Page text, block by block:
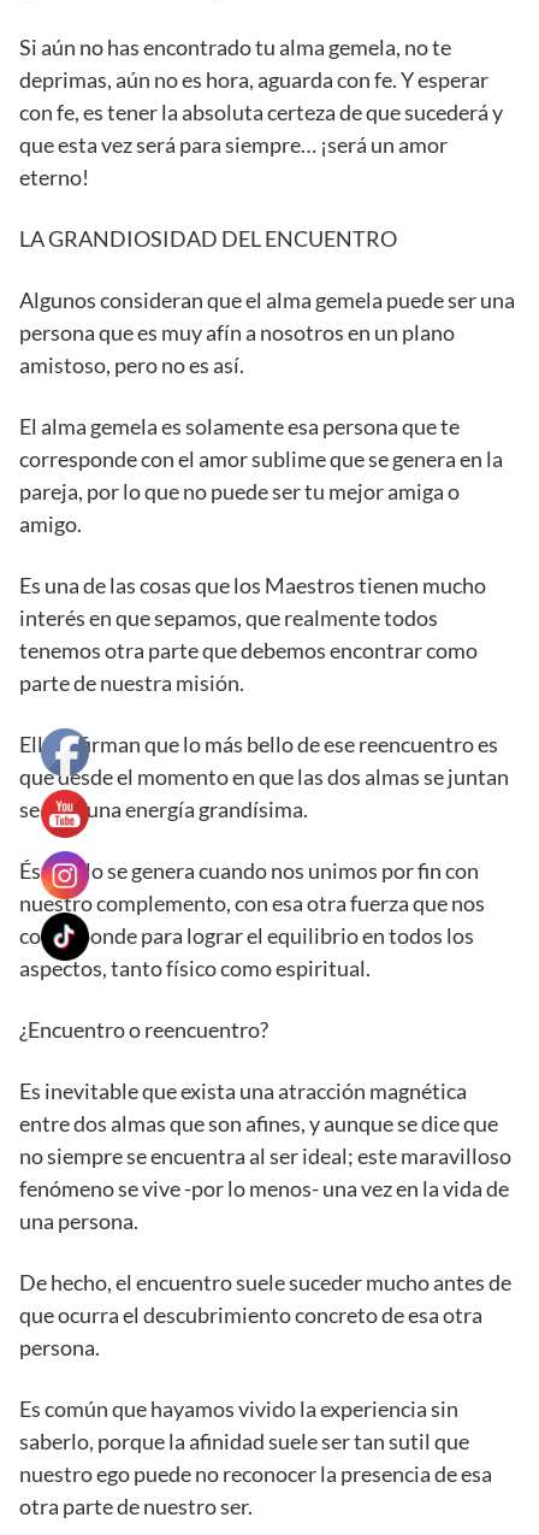
Si aún no has encontrado tu alma gemela, no te
deprimas, aún no es hora, aguarda con fe. Y esperar
con fe, es tener la absoluta certeza de que sucederá y
que esta vez será para siempre… ¡será un amor
eterno!
LA GRANDIOSIDAD DEL ENCUENTRO
Algunos consideran que el alma gemela puede ser una
persona que es muy afín a nosotros en un plano
amistoso, pero no es así.
El alma gemela es solamente esa persona que te
corresponde con el amor sublime que se genera en la
pareja, por lo que no puede ser tu mejor amiga o
amigo.
Es una de las cosas que los Maestros tienen mucho
interés en que sepamos, que realmente todos
tenemos otra parte que debemos encontrar como
parte de nuestra misión.
Ellos afirman que lo más bello de ese reencuentro es
que desde el momento en que las dos almas se juntan
se crea una energía grandísima.
Ésta sólo se genera cuando nos unimos por fin con
nuestro complemento, con esa otra fuerza que nos
corresponde para lograr el equilibrio en todos los
aspectos, tanto físico como espiritual.
¿Encuentro o reencuentro?
Es inevitable que exista una atracción magnética
entre dos almas que son afines, y aunque se dice que
no siempre se encuentra al ser ideal; este maravilloso
fenómeno se vive -por lo menos- una vez en la vida de
una persona.
De hecho, el encuentro suele suceder mucho antes de
que ocurra el descubrimiento concreto de esa otra
persona.
Es común que hayamos vivido la experiencia sin
saberlo, porque la afinidad suele ser tan sutil que
nuestro ego puede no reconocer la presencia de esa
otra parte de nuestro ser.